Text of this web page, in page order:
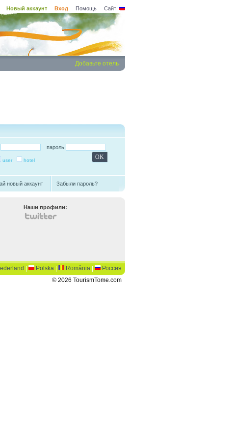
Новый аккаунт Вход Помощь Сайт:
Добавьте отель
пароль
user hotel
новый аккаунт Забыли пароль?
Наши профили:
Polska România
Россия
© 2026 TourismTome.com